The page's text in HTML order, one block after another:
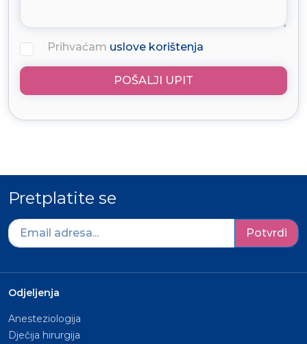
Prihvaćam uslove korištenja
POŠALJI UPIT
Pretplatite se
Potvrdi
Odjeljenja
Anesteziologija
Dječija hirurgija